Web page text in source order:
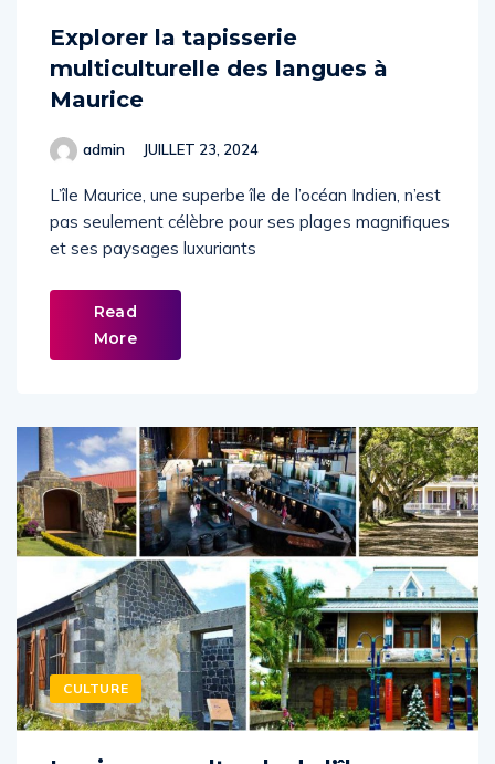
Explorer la tapisserie
multiculturelle des langues à
Maurice
admin JUILLET 23, 2024
L’île Maurice, une superbe île de l’océan Indien, n’est
pas seulement célèbre pour ses plages magnifiques
et ses paysages luxuriants
Read
More
CULTURE